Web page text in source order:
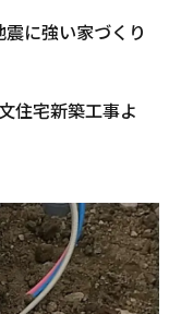
に強い家づくり
住宅新築工事よ